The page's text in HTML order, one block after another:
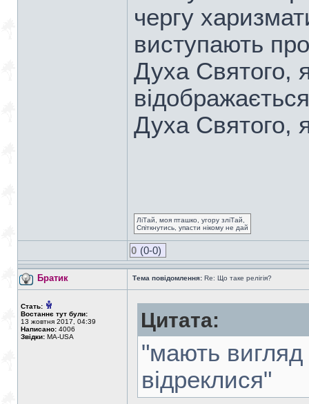
чергу
виступають
Духа Святого,
Духа Святого,
ЛіТай, моя пташко, угору зліТай,
Спіткнутись, упасти нікому не дай
0 (0-0)
Братик Тема повідомлення: Re: Що таке релігія?
Стать:
Востаннє тут були:
13 жовтня 2017, 04:39
Написано: 4006
Звідки: MA-USA
Цитата:
"мають вигляд
відреклися"